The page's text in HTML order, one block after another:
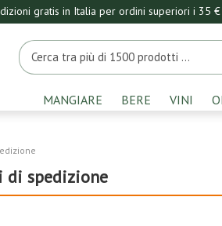
gratis in Italia per ordini superiori i 35 €
MANGIARE BERE VINI
di spedizione